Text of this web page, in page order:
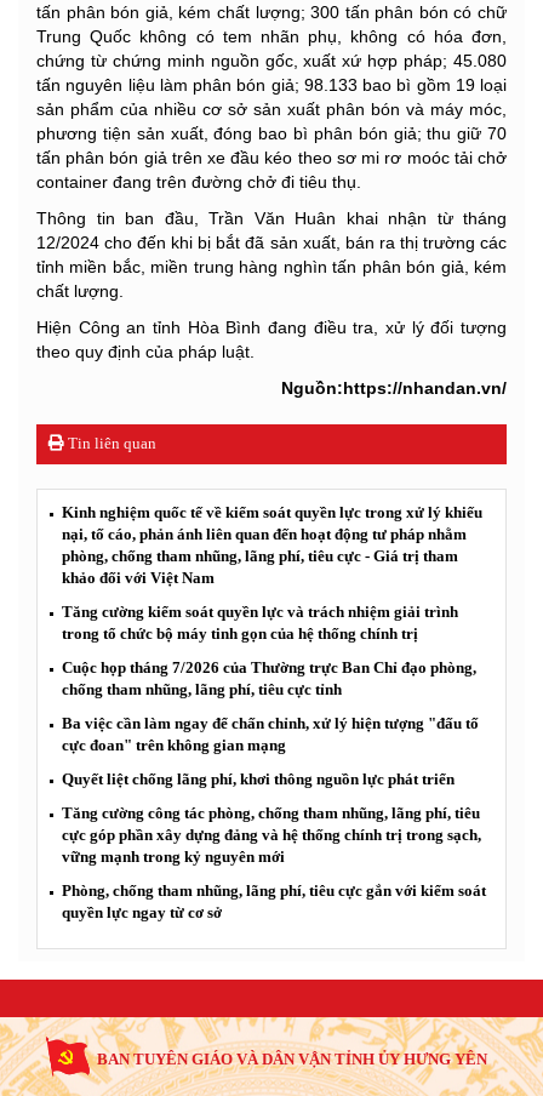
tấn phân bón giả, kém chất lượng; 300 tấn phân bón có chữ
Trung Quốc không có tem nhãn phụ, không có hóa đơn,
chứng từ chứng minh nguồn gốc, xuất xứ hợp pháp; 45.080
tấn nguyên liệu làm phân bón giả; 98.133 bao bì gồm 19 loại
sản phẩm của nhiều cơ sở sản xuất phân bón và máy móc,
phương tiện sản xuất, đóng bao bì phân bón giả; thu giữ 70
tấn phân bón giả trên xe đầu kéo theo sơ mi rơ moóc tải chở
container đang trên đường chở đi tiêu thụ.
Thông tin ban đầu, Trần Văn Huân khai nhận từ tháng
12/2024 cho đến khi bị bắt đã sản xuất, bán ra thị trường các
tỉnh miền bắc, miền trung hàng nghìn tấn phân bón giả, kém
chất lượng.
Hiện Công an tỉnh Hòa Bình đang điều tra, xử lý đối tượng
theo quy định của pháp luật.
Nguồn:https://nhandan.vn/
Tin liên quan
Kinh nghiệm quốc tế về kiểm soát quyền lực trong xử lý khiếu
nại, tố cáo, phản ánh liên quan đến hoạt động tư pháp nhằm
phòng, chống tham nhũng, lãng phí, tiêu cực - Giá trị tham
khảo đối với Việt Nam
Tăng cường kiểm soát quyền lực và trách nhiệm giải trình
trong tổ chức bộ máy tinh gọn của hệ thống chính trị
Cuộc họp tháng 7/2026 của Thường trực Ban Chỉ đạo phòng,
chống tham nhũng, lãng phí, tiêu cực tỉnh
Ba việc cần làm ngay để chấn chỉnh, xử lý hiện tượng "đấu tố
cực đoan" trên không gian mạng
Quyết liệt chống lãng phí, khơi thông nguồn lực phát triển
Tăng cường công tác phòng, chống tham nhũng, lãng phí, tiêu
cực góp phần xây dựng đảng và hệ thống chính trị trong sạch,
vững mạnh trong kỷ nguyên mới
Phòng, chống tham nhũng, lãng phí, tiêu cực gắn với kiểm soát
quyền lực ngay từ cơ sở
BAN TUYÊN GIÁO VÀ DÂN VẬN TỈNH ỦY HƯNG YÊN